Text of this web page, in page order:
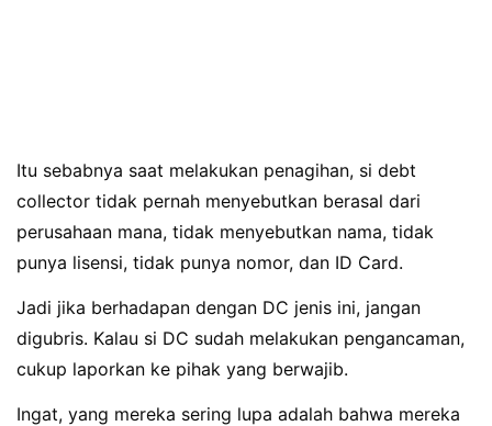
Itu sebabnya saat melakukan penagihan, si debt
collector tidak pernah menyebutkan berasal dari
perusahaan mana, tidak menyebutkan nama, tidak
punya lisensi, tidak punya nomor, dan ID Card.
Jadi jika berhadapan dengan DC jenis ini, jangan
digubris. Kalau si DC sudah melakukan pengancaman,
cukup laporkan ke pihak yang berwajib.
Ingat, yang mereka sering lupa adalah bahwa mereka